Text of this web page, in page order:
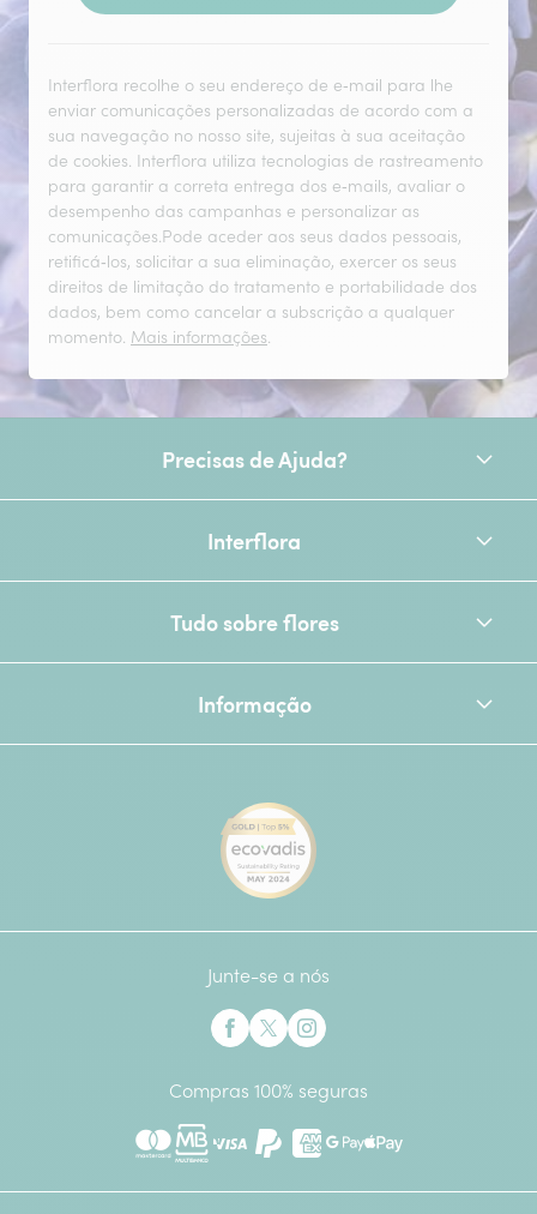
Interflora recolhe o seu endereço de e‑mail para lhe
enviar comunicações personalizadas de acordo com a
sua navegação no nosso site, sujeitas à sua aceitação
de cookies. Interflora utiliza tecnologias de rastreamento
para garantir a correta entrega dos e‑mails, avaliar o
desempenho das campanhas e personalizar as
comunicações.Pode aceder aos seus dados pessoais,
retificá‑los, solicitar a sua eliminação, exercer os seus
direitos de limitação do tratamento e portabilidade dos
dados, bem como cancelar a subscrição a qualquer
momento. Mais informações.
Precisas de Ajuda?
Interflora
Tudo sobre flores
Informação
Junte-se a nós
Compras 100% seguras
MastercardMultibancoPaypalAmerican Express
Google Pay
Apple Pay